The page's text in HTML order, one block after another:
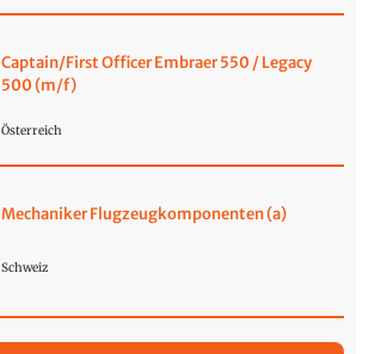
Captain/First Officer Embraer 550 / Legacy
500 (m/f)
Österreich
Mechaniker Flugzeugkomponenten (a)
Schweiz